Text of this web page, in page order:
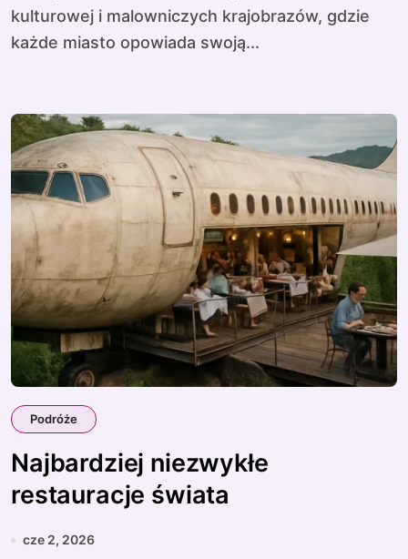
kulturowej i malowniczych krajobrazów, gdzie
każde miasto opowiada swoją...
Podróże
Najbardziej niezwykłe
restauracje świata
cze 2, 2026